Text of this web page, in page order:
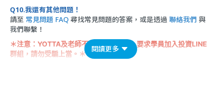
Q10.我還有其他問題！
請至 常見問題 FAQ 尋找常見問題的答案，或是透過 聯絡我們 與
我們聯繫！
＊注意：YOTTA及老師不會以課程名義，要求學員加入投資LINE
群組，請勿受騙上當。＊
閱讀更多